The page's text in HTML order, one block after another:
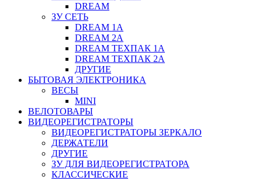
DREAM
ЗУ СЕТЬ
DREAM 1A
DREAM 2A
DREAM ТЕХПАК 1A
DREAM ТЕХПАК 2A
ДРУГИЕ
БЫТОВАЯ ЭЛЕКТРОНИКА
ВЕСЫ
MINI
ВЕЛОТОВАРЫ
ВИДЕОРЕГИСТРАТОРЫ
ВИДЕОРЕГИСТРАТОРЫ ЗЕРКАЛО
ДЕРЖАТЕЛИ
ДРУГИЕ
ЗУ ДЛЯ ВИДЕОРЕГИСТРАТОРА
КЛАССИЧЕСКИЕ